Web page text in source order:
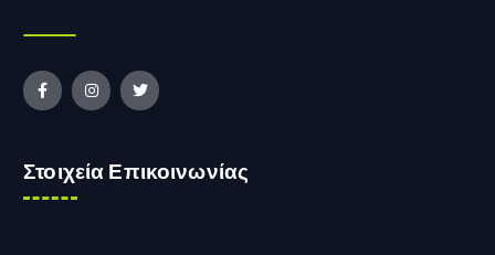
Στοιχεία Επικοινωνίας